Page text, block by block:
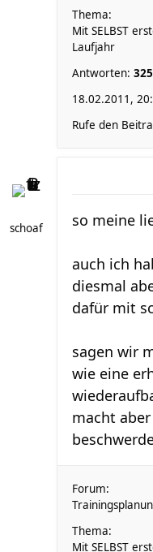
Thema:
Mit SELBST
Laufjahr
Antworten:
18.02.2011,
Rufe den
schoaf so meine
auch ich
diesmal
dafür mit
sagen wir
wie eine
macht
Forum:
Thema:
Mit SELBST